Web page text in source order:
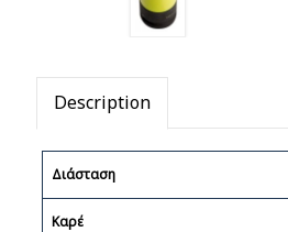
Description
Διάσταση
Καρέ